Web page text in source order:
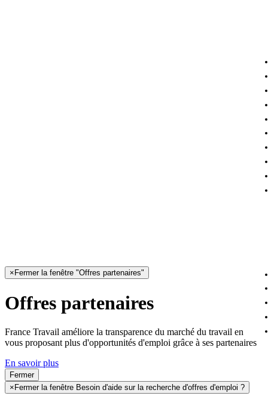
× Fermer la fenêtre "Offres partenaires"
Offres partenaires
France Travail améliore la transparence du marché du travail en
vous proposant plus d'opportunités d'emploi grâce à ses partenaires
En savoir plus
Fermer
× Fermer la fenêtre Besoin d'aide sur la recherche d'offres d'emploi ?